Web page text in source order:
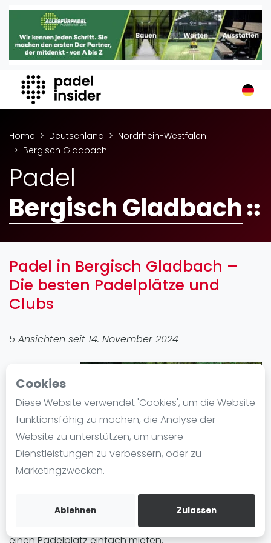
Cookies
Diese Website verwendet 'Cookies', um die Website
funktionsfähig zu machen, die Analyse der
Website zu unterstützen, um unsere
Dienstleistungen zu verbessern, oder zu
Marketingzwecken.
Ablehnen Zulassen
Padel Insider
Home
Organisationen
Buchungssysteme
Padel-Marken
Padelplatzbauer
Verschiedenes
Veranstaltungen
Turniere
International
Playtomic
Ranking
Männer
FIP Männer
Blog
Die Geschichte von Padel
Regeln und Punktzählung
Padel Schläge
Video
Home Deutschland
Nordrhein-Westfalen
Bergisch Gladbach
Padel
Bergisch Gladbach
Padel in Bergisch Gladbach –
Die besten Padelplätze und
Clubs
5 Ansichten seit 14. November 2024
Bergisch
Gladbach
erfreut sich
großer
Beliebtheit. In
der Stadt gibt
plätze. Egal ob Anfänger oder Fortgeschrittene, in
Bergisch Gladbach können Sie Padel spielen und